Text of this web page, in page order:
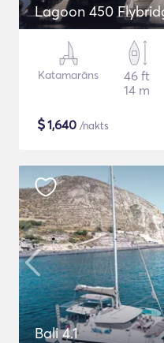
Lagoon 450
Katamarāns
46 ft
14 m
$1,640 /nakts
Bali 4.1